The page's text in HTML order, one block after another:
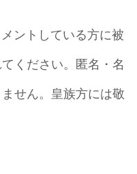
メントしている方に被
ください。匿名・名
せん。皇族方には敬